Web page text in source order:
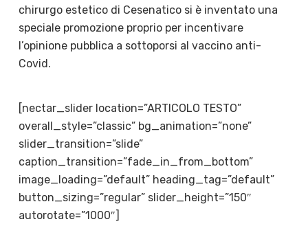
chirurgo estetico di Cesenatico si è inventato una
speciale promozione proprio per incentivare
l’opinione pubblica a sottoporsi al vaccino anti-
Covid.
[nectar_slider location=”ARTICOLO TESTO”
overall_style=”classic” bg_animation=”none”
slider_transition=”slide”
caption_transition=”fade_in_from_bottom”
image_loading=”default” heading_tag=”default”
button_sizing=”regular” slider_height=”150″
autorotate=”1000″]